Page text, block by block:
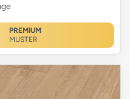
PREMIUM
MUSTER